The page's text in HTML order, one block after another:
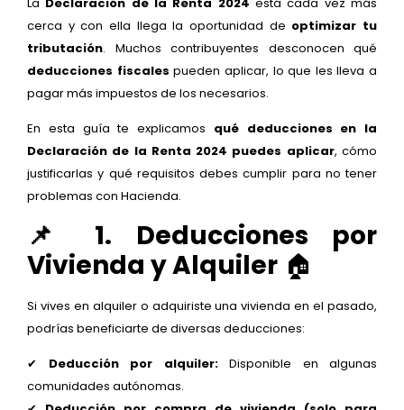
cerca y con ella llega la oportunidad de optimizar tu
tributación. Muchos contribuyentes desconocen qué
deducciones fiscales pueden aplicar, lo que les lleva a
pagar más impuestos de los necesarios.
En esta guía te explicamos qué deducciones en la
Declaración de la Renta 2024 puedes aplicar, cómo
justificarlas y qué requisitos debes cumplir para no tener
problemas con Hacienda.
📌 1. Deducciones por
Vivienda y Alquiler 🏠
Si vives en alquiler o adquiriste una vivienda en el pasado,
podrías beneficiarte de diversas deducciones:
✔ Deducción por alquiler:Disponible en algunas
comunidades autónomas.